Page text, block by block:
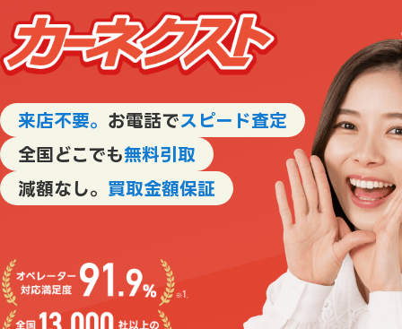
来店不要。 お電話でスピード査定
全国どこでも無料引取
減額なし。 買取金額保証